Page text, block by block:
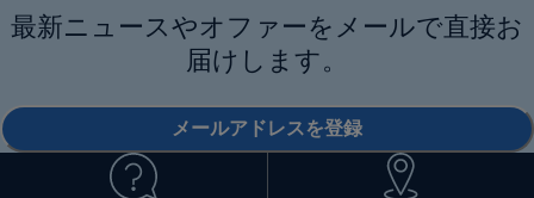
最新ニュースやオファーをメールで直接お
届けします。
メールアドレスを登録